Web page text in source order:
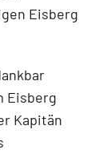
Eisberg
Eisberg
Kapitän